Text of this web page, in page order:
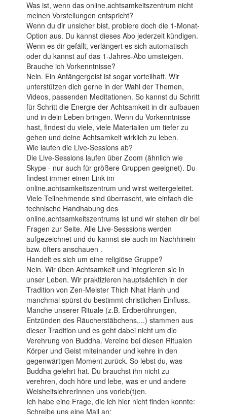
Was ist, wenn das online.achtsamkeitszentrum nicht
meinen Vorstellungen entspricht?
Wenn du dir unsicher bist, probiere doch die 1-Monat-
Option aus. Du kannst dieses Abo jederzeit kündigen.
Wenn es dir gefällt, verlängert es sich automatisch
oder du kannst auf das 1-Jahres-Abo umsteigen.
Brauche ich Vorkenntnisse?
Nein. Ein Anfängergeist ist sogar vorteilhaft. Wir
unterstützen dich gerne in der Wahl der Themen,
Videos, passenden Meditationen. So kannst du Schritt
für Schritt die Energie der Achtsamkeit in dir aufbauen
und in dein Leben bringen. Wenn du Vorkenntnisse
hast, findest du viele, viele Materialien um tiefer zu
gehen und deine Achtsamkeit wirklich zu leben.
Wie laufen die Live-Sessions ab?
Die Live-Sessions laufen über Zoom (ähnlich wie
Skype - nur auch für größere Gruppen geeignet). Du
findest immer einen Link im
online.achtsamkeitszentrum und wirst weitergeleitet.
Viele Teilnehmende sind überrascht, wie einfach die
technische Handhabung des
online.achtsamkeitszentrums ist und wir stehen dir bei
Fragen zur Seite. Alle Live-Sesssions werden
aufgezeichnet und du kannst sie auch im Nachhinein
bzw. öfters anschauen .
Handelt es sich um eine religiöse Gruppe?
Nein. Wir üben Achtsamkeit und integrieren sie in
unser Leben. Wir praktizieren hauptsächlich in der
Tradition von Zen-Meister Thich Nhat Hanh und
manchmal spürst du bestimmt christlichen Einfluss.
Manche unserer Rituale (z.B. Erdberührungen,
Entzünden des Räucherstäbchens,...) stammen aus
dieser Tradition und es geht dabei nicht um die
Verehrung von Buddha. Vereine bei diesen Ritualen
Körper und Geist miteinander und kehre in den
gegenwärtigen Moment zurück. So lebst du, was
Buddha gelehrt hat. Du brauchst ihn nicht zu
verehren, doch höre und lebe, was er und andere
WeisheitslehrerInnen uns vorleb(t)en.
Ich habe eine Frage, die ich hier nicht finden konnte:
Schreibe uns eine Mail an: